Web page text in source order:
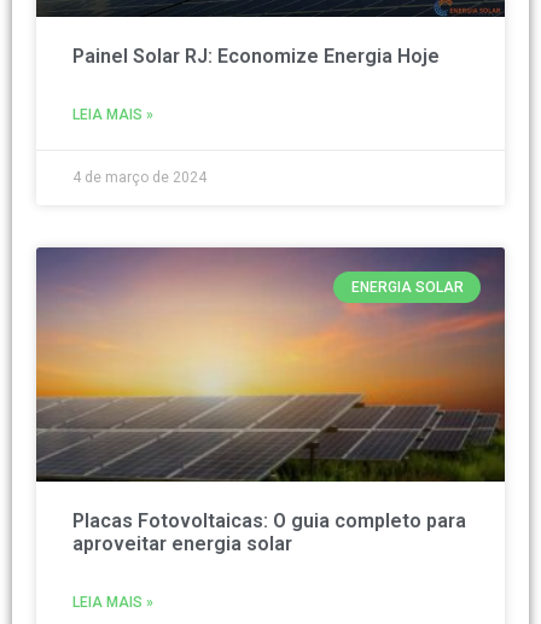
Painel Solar RJ: Economize Energia Hoje
LEIA MAIS »
4 de março de 2024
ENERGIA SOLAR
Placas Fotovoltaicas: O guia completo para
aproveitar energia solar
LEIA MAIS »